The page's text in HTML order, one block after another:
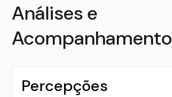
Análises e
Acompanhamento
Percepções